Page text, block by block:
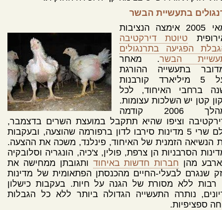
בתעשיית הבשר
במאי 2005 אימצה הנציבות
טיוטת דירקטיבה
הפגיעה בתרנגולים
הבשר. מאחר
בתעשייה ההורגת
מעל 5 מיליארד קורבנות
ברחבי האיחוד, לכל
קטן יש השלכות עצומות.
במהלך 2006 קודמה
וציפו שהיא תתקבל במועצת השרים בדצמבר,
אולם שרי 5 מדינות סירבו לדון ברפורמה שהוצעה, ובעקבות
הנשיאה הזמנית של האיחוד, פינלנד, משכה את ההצעה.
הסרבניות הן צרפת, פולין, צ'כיה, הונגריה וסלובקיה
מהן חברות חדשות באיחוד ותגובתן ממחישה את
שנגרם לבעלי-החיים מהכנסתן הפתאומית של מדינות
רבות ללא מסורת של הגנה על חיות. בעקבות כישלון
נותרה התעשייה הגדולה ביותר ללא כל הגבלות
ספציפיות.